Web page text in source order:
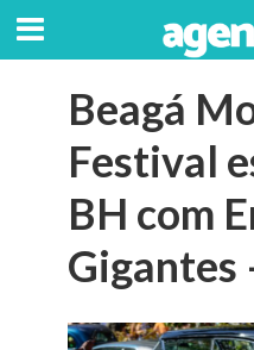
Beagá
Festival
BH com
Gigantes